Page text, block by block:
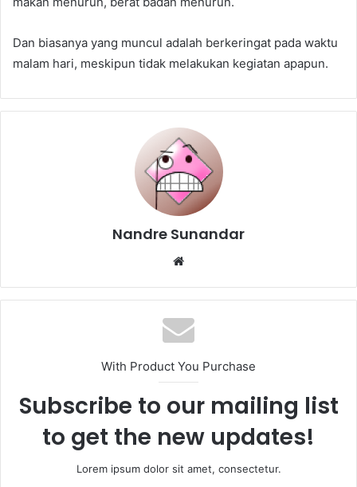
Dan biasanya yang muncul adalah berkeringat pada waktu
malam hari, meskipun tidak melakukan kegiatan apapun.
Nandre Sunandar
Website
With Product You Purchase
Subscribe to our mailing list
to get the new updates!
Lorem ipsum dolor sit amet, consectetur.